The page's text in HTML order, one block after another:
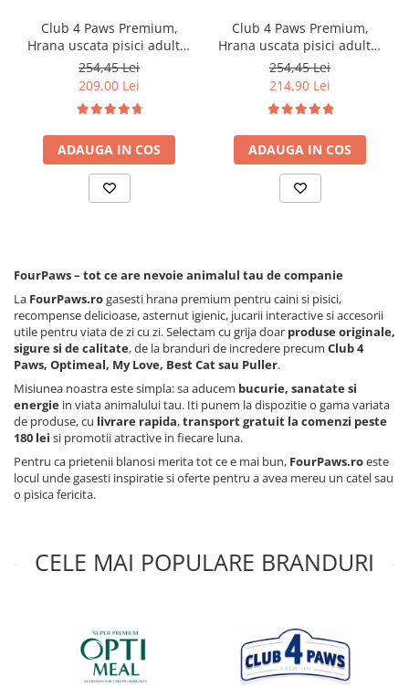
Club 4 Paws Premium,
Hrana uscata pisici adulte,
cu Pui 14kg
254,45 Lei
209,00 Lei
ADAUGA IN COS
Club 4 Paws Premium,
Hrana uscata pisici adulte,
cu Vita, 14kg
254,45 Lei
214,90 Lei
ADAUGA IN COS
FourPaws – tot ce are nevoie animalul tau de companie
La FourPaws.rogasesti hrana premium pentru caini si pisici,
recompense delicioase, asternut igienic, jucarii interactive si accesorii
utile pentru viata de zi cu zi. Selectam cu grija doar produse originale,
sigure si de calitate, de la branduri de incredere precum Club 4
Paws, Optimeal, My Love, Best Cat sau Puller.
Misiunea noastra este simpla: sa aducem bucurie, sanatate si
energie in viata animalului tau. Iti punem la dispozitie o gama variata
de produse, cu livrare rapida,transport gratuit la comenzi peste
180 lei si promotii atractive in fiecare luna.
Pentru ca prietenii blanosi merita tot ce e mai bun, FourPaws.roeste
locul unde gasesti inspiratie si oferte pentru a avea mereu un catel sau
o pisica fericita.
CELE MAI POPULARE BRANDURI